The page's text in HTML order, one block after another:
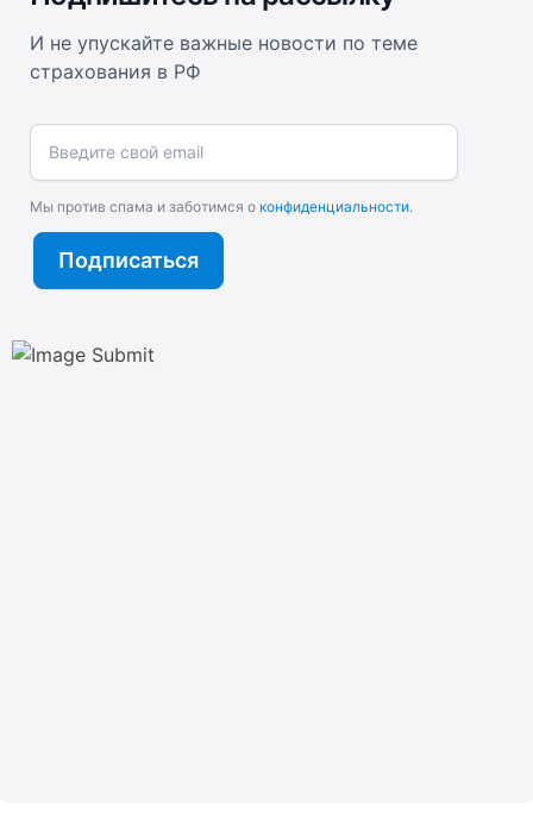
И не упускайте важные новости по теме
страхования в РФ
Введите свой email
Подписаться
Мы против спама и заботимся о конфиденциальности.